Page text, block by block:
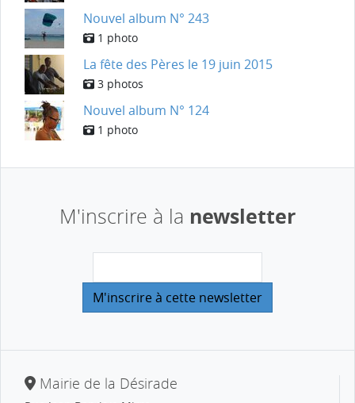
Nouvel album N° 243
1 photo
La fête des Pères le 19 juin 2015
3 photos
Nouvel album N° 124
1 photo
M'inscrire à la newsletter
Mairie de la Désirade